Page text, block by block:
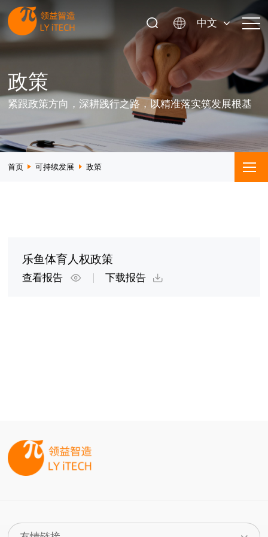
中文
政策
紧跟政策方向，深耕践行之路，以精准落实筑发展根基
首页 可持续发展 政策
乐鱼体育人权政策
查看报告 下载报告